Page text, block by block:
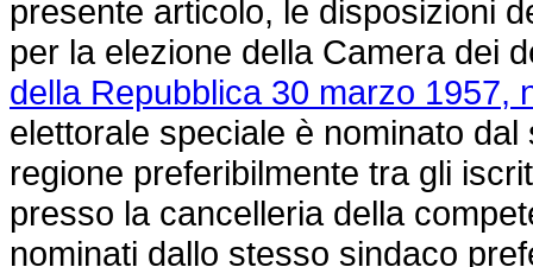
presente articolo, le disposizioni
per la elezione della Camera dei
della Repubblica 30 marzo 1957,
elettorale speciale è nominato
regione preferibilmente tra gli
presso la cancelleria della
nominati dallo stesso sindaco